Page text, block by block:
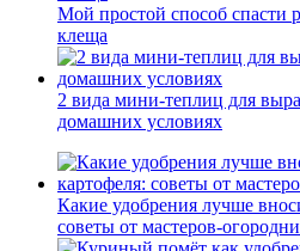
Мой простой способ спасти
клеща
2 вида мини-теплиц для
домашних условиях
Какие удобрения лучше
советы от мастеров-